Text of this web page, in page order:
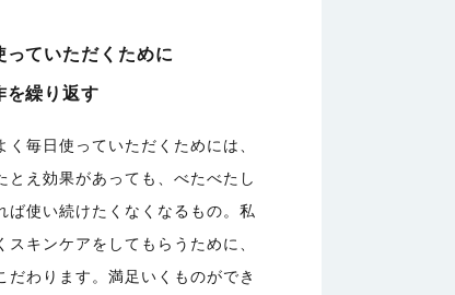
っていただくために
を繰り返す
く毎日使っていただくためには、
とえ効果があっても、べたべたし
ば使い続けたくなくなるもの。私
キンケアをしてもらうために、
だわります。満足いくものができ